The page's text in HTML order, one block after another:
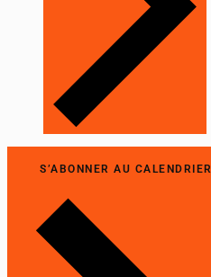
S’ABONNER AU CALENDRIER